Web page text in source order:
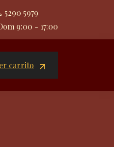
5290 5979
9:00 - 17:00
carrito